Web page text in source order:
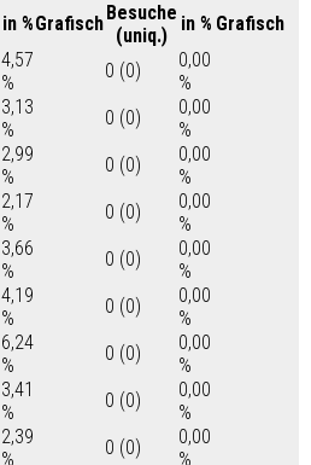
in %GrafischBesuche
(uniq.)
in % Grafisch
4,57
%
0 (0)
0,00
%
3,13
%
0 (0)
0,00
%
2,99
%
0 (0)
0,00
%
2,17
%
0 (0)
0,00
%
3,66
%
0 (0)
0,00
%
4,19
%
0 (0)
0,00
%
6,24
%
0 (0)
0,00
%
3,41
%
0 (0)
0,00
%
2,39
%
0 (0)
0,00
%